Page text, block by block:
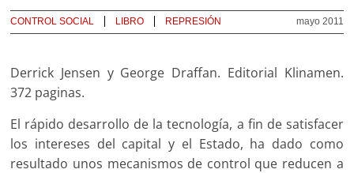
mayo 2011
CONTROL SOCIAL LIBRO REPRESIÓN
Derrick Jensen y George Draffan. Editorial Klinamen.
372 paginas.
El rápido desarrollo de la tecnología, a fin de satisfacer
los intereses del capital y el Estado, ha dado como
resultado unos mecanismos de control que reducen a